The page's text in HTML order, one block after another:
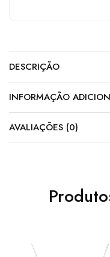
DESCRIÇÃO
INFORMAÇÃO
AVALIAÇÕES (0)